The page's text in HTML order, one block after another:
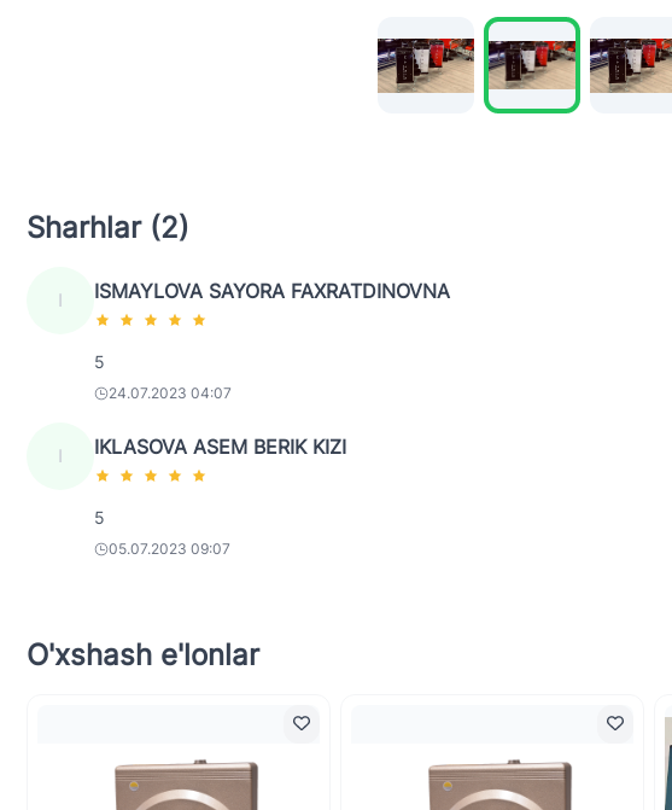
Sharhlar (2)
I ISMAYLOVA SAYORA FAXRATDINOVNA
5
24.07.2023 04:07
I IKLASOVA ASEM BERIK KIZI
5
05.07.2023 09:07
O'xshash e'lonlar